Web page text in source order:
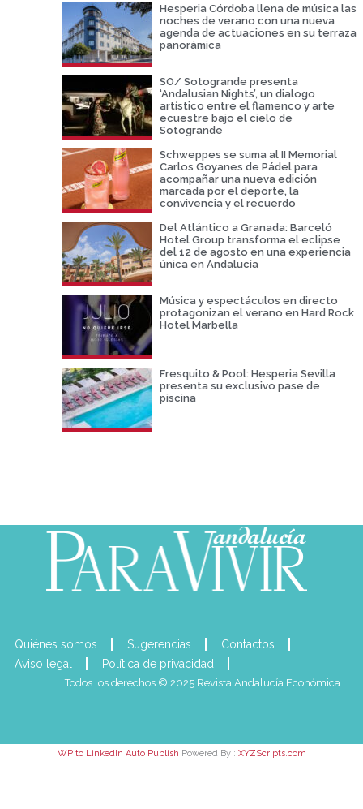
Hesperia Córdoba llena de música las
noches de verano con una nueva
agenda de actuaciones en su terraza
panorámica
SO/ Sotogrande presenta
‘Andalusian Nights’, un dialogo
artístico entre el flamenco y arte
ecuestre bajo el cielo de
Sotogrande
Schweppes se suma al II Memorial
Carlos Goyanes de Pádel para
acompañar una nueva edición
marcada por el deporte, la
convivencia y el recuerdo
Del Atlántico a Granada: Barceló
Hotel Group transforma el eclipse
del 12 de agosto en una experiencia
única en Andalucía
Música y espectáculos en directo
protagonizan el verano en Hard Rock
Hotel Marbella
Fresquito & Pool: Hesperia Sevilla
presenta su exclusivo pase de
piscina
Quiénes somos Sugerencias
Contactos
Aviso legal
Política de privacidad
Todos los derechos © 2025 Revista Andalucía Económica
WP to LinkedIn Auto Publish Powered By : XYZScripts.com